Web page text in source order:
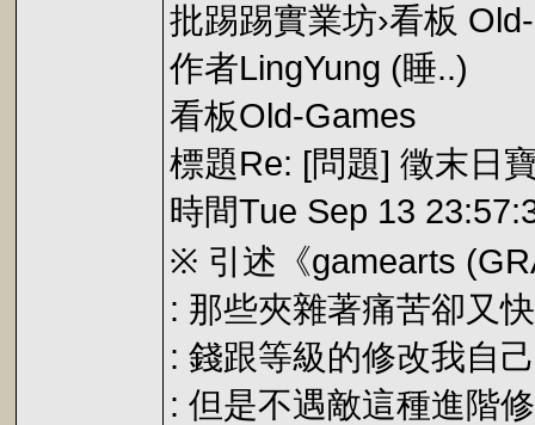
批踢踢實業坊›看板
作者LingYung (睡..)
看板Old-Games
標題Re: [問題] 徵末日
時間Tue Sep 13
※ 引述《gamearts
: 那些夾雜著痛苦卻又
: 錢跟等級的修改我自
: 但是不遇敵這種進階